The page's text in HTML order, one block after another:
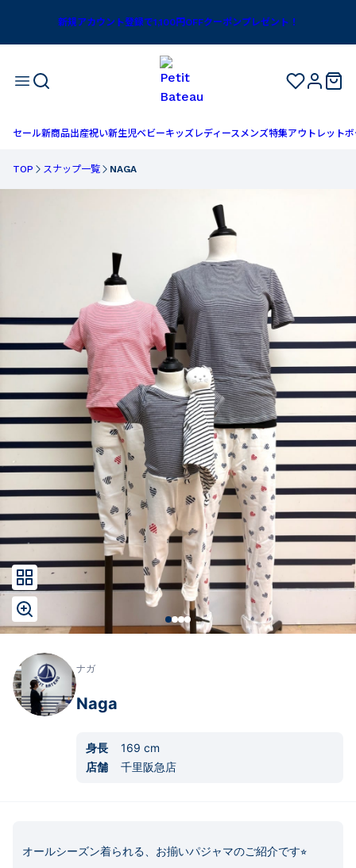
新規アカウント登録で1,100円OFFクーポンプレゼント！
セール新商品出産祝い新生児ベビーキッズ レディースメンズ特集アウトレットボ
TOP スナップ一覧 NAGA
ナガ
Naga
身長 169 cm
店舗
千里阪急店
オールシーズン着られる、お揃いパジャマのご紹介です⭐︎